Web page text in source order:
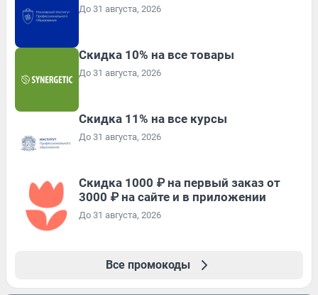
До 31 августа, 2026
Скидка 10% на все товары
До 31 августа, 2026
Скидка 11% на все курсы
До 31 августа, 2026
Скидка 1000 ₽ на первый заказ от
3000 ₽ на сайте и в приложении
До 31 августа, 2026
Все промокоды